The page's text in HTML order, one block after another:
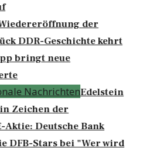
der
DDR-Geschichte kehrt
bringt neue
NachrichtenEdelstein
Zeichen der
Aktie: Deutsche Bank
DFB-Stars bei "Wer wird